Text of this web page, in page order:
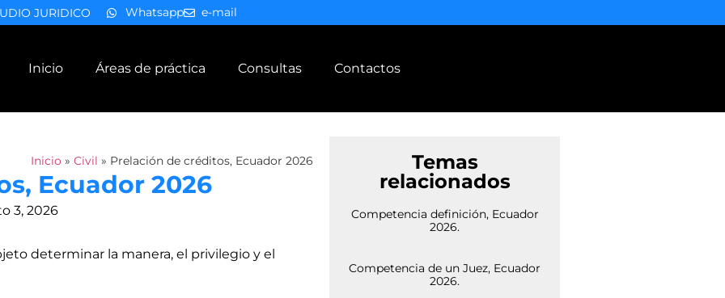
JURIDICO Whatsapp e-mail
Inicio Áreas de práctica Consultas Contactos
Inicio » Civil » Prelación de créditos, Ecuador 2026
Ecuador 2026
3, 2026
determinar la manera, el privilegio y el
Temas
relacionados
Competencia definición, Ecuador
2026.
Competencia de un Juez, Ecuador
2026.